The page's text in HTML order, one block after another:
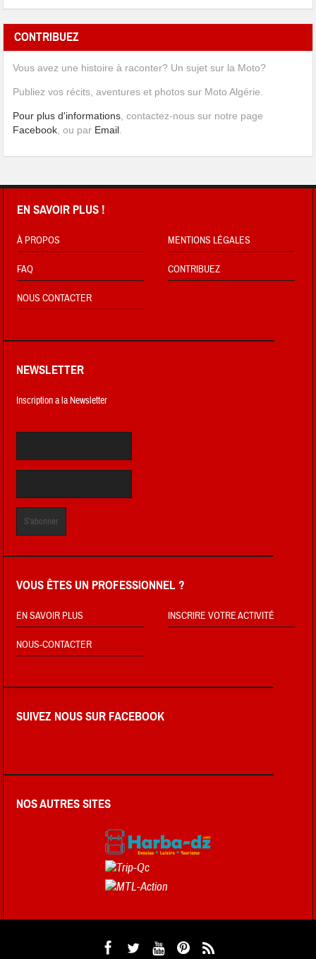
CONTRIBUEZ
Vous avez une histoire à raconter? Un sujet sur la Moto?
Publiez vos récits, aventures et photos sur Moto Algérie.
Pour plus d'informations, contactez-nous sur notre page
Facebook, ou par Email.
EN SAVOIR PLUS !
À PROPOS MENTIONS LÉGALES
FAQ CONTRIBUEZ
NOUS CONTACTER
NEWSLETTER
Inscription a la Newsletter
VOUS ÊTES UN PROFESSIONNEL ?
EN SAVOIR PLUS INSCRIRE VOTRE ACTIVITÉ
NOUS-CONTACTER
SUIVEZ NOUS SUR FACEBOOK
NOS AUTRES SITES